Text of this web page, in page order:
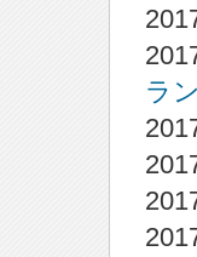
ラン